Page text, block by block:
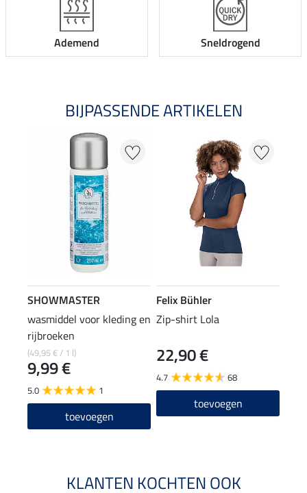
Ademend Sneldrogend
BIJPASSENDE ARTIKELEN
SHOWMASTER
wasmiddel voor kleding en
rijbroeken
(49,95 € / 1 l)
9,99 €
5.0 1
toevoegen
Felix Bühler
Zip-shirt Lola
22,90 €
4.7 68
toevoegen
KLANTEN KOCHTEN OOK